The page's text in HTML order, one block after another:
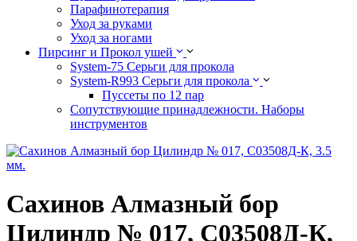
Парафинотерапия
Уход за руками
Уход за ногами
Пирсинг и Прокол ушей
System-75 Серьги для прокола
System-R993 Серьги для прокола
Пуссеты по 12 пар
Cопутствующие принадлежности. Наборы
инструментов
Сахинов Алмазный бор
Цилиндр № 017, С03508Д-К,